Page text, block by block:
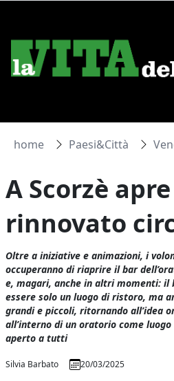
home Paesi&Città
A Scorzè
rinnovato
Oltre a iniziative e animazioni, i
occuperanno di riaprire il bar
e, magari, anche in altri momenti: il
essere solo un luogo di ristoro, ma
grandi e piccoli, ritornando all’idea
all’interno di un oratorio come
aperto a tutti
Silvia Barbato 20/03/2025